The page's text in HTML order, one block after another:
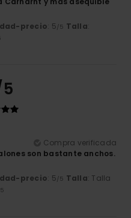
precio: 5/5 Talla:
Compra verificada
son bastante anchos.
precio: 5/5 Talla: Talla